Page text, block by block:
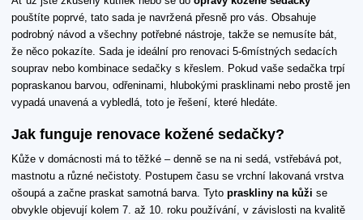
pouštíte poprvé, tato sada je navržená přesně pro vás. Obsahuje
podrobný návod a všechny potřebné nástroje, takže se nemusíte bát,
že něco pokazíte. Sada je ideální pro renovaci 5-6místných sedacích
souprav nebo kombinace sedačky s křeslem. Pokud vaše sedačka trpí
popraskanou barvou, odřeninami, hlubokými prasklinami nebo prostě jen
vypadá unavená a vybledlá, toto je řešení, které hledáte.
Jak funguje renovace kožené sedačky?
Kůže v domácnosti má to těžké – denně se na ni sedá, vstřebává pot,
mastnotu a různé nečistoty. Postupem času se vrchní lakovaná vrstva
ošoupá a začne praskat samotná barva. Tyto praskliny na kůži se
obvykle objevují kolem 7. až 10. roku používání, v závislosti na kvalitě